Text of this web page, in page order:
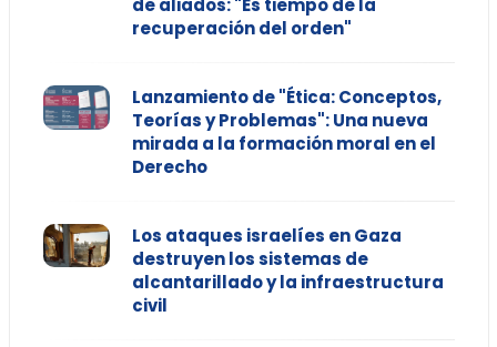
de aliados: "Es tiempo de la
recuperación del orden"
Lanzamiento de "Ética: Conceptos,
Teorías y Problemas": Una nueva
mirada a la formación moral en el
Derecho
Los ataques israelíes en Gaza
destruyen los sistemas de
alcantarillado y la infraestructura
civil